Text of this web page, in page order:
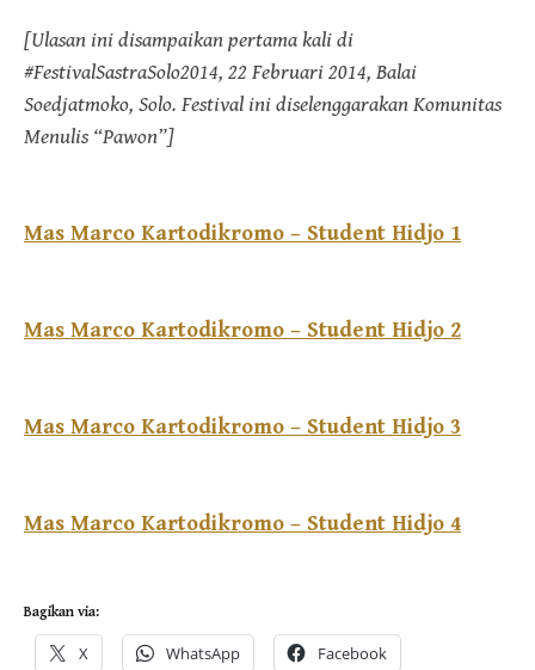
[Ulasan ini disampaikan pertama kali di
#FestivalSastraSolo2014, 22 Februari 2014, Balai
Soedjatmoko, Solo. Festival ini diselenggarakan Komunitas
Menulis “Pawon”]
Mas Marco Kartodikromo – Student Hidjo 1
Mas Marco Kartodikromo – Student Hidjo 2
Mas Marco Kartodikromo – Student Hidjo 3
Mas Marco Kartodikromo – Student Hidjo 4
Bagikan via:
X WhatsApp Facebook